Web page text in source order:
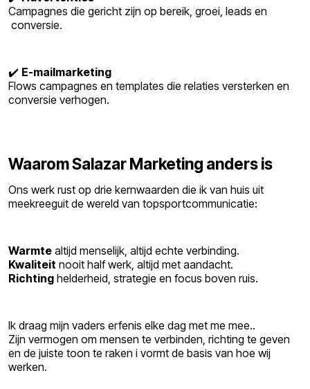
Campagnes die gericht zijn op bereik, groei, leads en
conversie.
✔️ E-mailmarketing
Flows campagnes en templates die relaties versterken en
conversie verhogen.
Waarom Salazar Marketing anders is
Ons werk rust op drie kernwaarden die ik van huis uit
meekreeguit de wereld van topsportcommunicatie:
Warmte altijd menselijk, altijd echte verbinding.
Kwaliteit nooit half werk, altijd met aandacht.
Richting helderheid, strategie en focus boven ruis.
Ik draag mijn vaders erfenis elke dag met me mee..
Zijn vermogen om mensen te verbinden, richting te geven
en de juiste toon te raken i vormt de basis van hoe wij
werken.